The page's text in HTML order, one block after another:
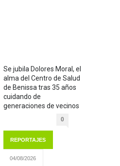
Se jubila Dolores Moral, el
alma del Centro de Salud
de Benissa tras 35 años
cuidando de
generaciones de vecinos
0
REPORTAJES
04/08/2026